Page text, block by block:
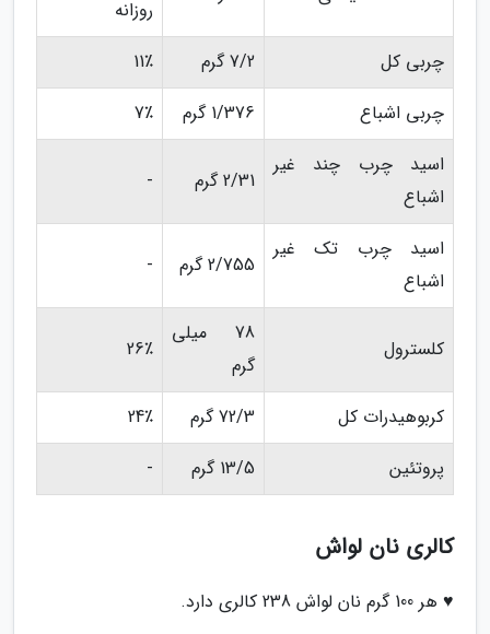
روزانه
چربی کل
7/2 گرم
11٪
چربی اشباع
1/376 گرم
7٪
اسید چرب چند غیر
اشباع
2/31 گرم -
اسید چرب تک غیر
اشباع
2/755 گرم -
کلسترول
78 میلی
گرم
26٪
کربوهیدرات کل 72/3 گرم
24٪
پروتئین
13/5 گرم -
کالری نان لواش
♥ هر 100 گرم نان لواش 238 کالری دارد.